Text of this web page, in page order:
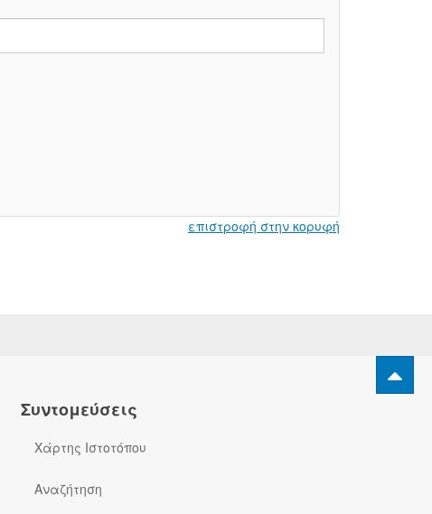
επιστροφή στην κορυφή
Συντομεύσεις
Χάρτης Ιστοτόπου
Αναζήτηση